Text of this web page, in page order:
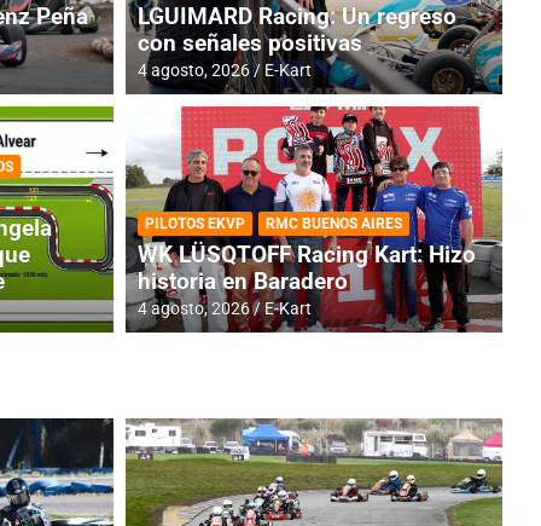
RMC BUENOS AIRES
Cerró una jornada
Peña
LGUIMARD Racing: Un regreso
con señales positivas
4 agosto, 2026 E-Kart
PILOTOS EKVP RMC BUENOS AIRES
WK LÜSQTOFF Racing Kart: Hizo
historia en Baradero
4 agosto, 2026 E-Kart